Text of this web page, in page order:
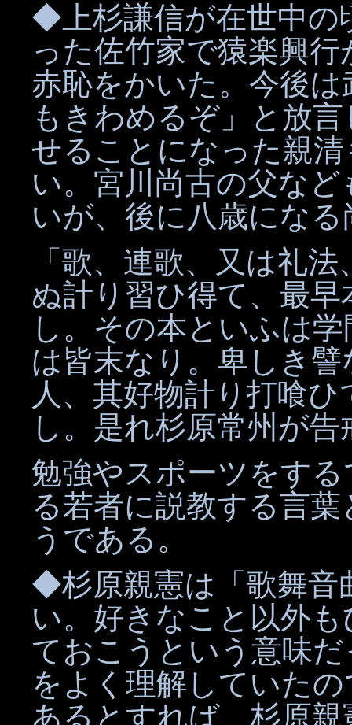
◆上杉謙信が在世中の
った佐竹家で猿楽興
赤恥をかいた。今後
もきわめるぞ」と放
せることになった親
い。宮川尚古の父な
いが、後に八歳にな
「歌、連歌、又は礼
ぬ計り習ひ得て、最
し。その本といふは
は皆末なり。卑しき
人、其好物計り打喰
し。是れ杉原常州が告
勉強やスポーツをす
る若者に説教する言
うである。
◆杉原親憲は「歌舞音
い。好きなこと以外
ておこうという意味
をよく理解していた
あるとすれば、杉原